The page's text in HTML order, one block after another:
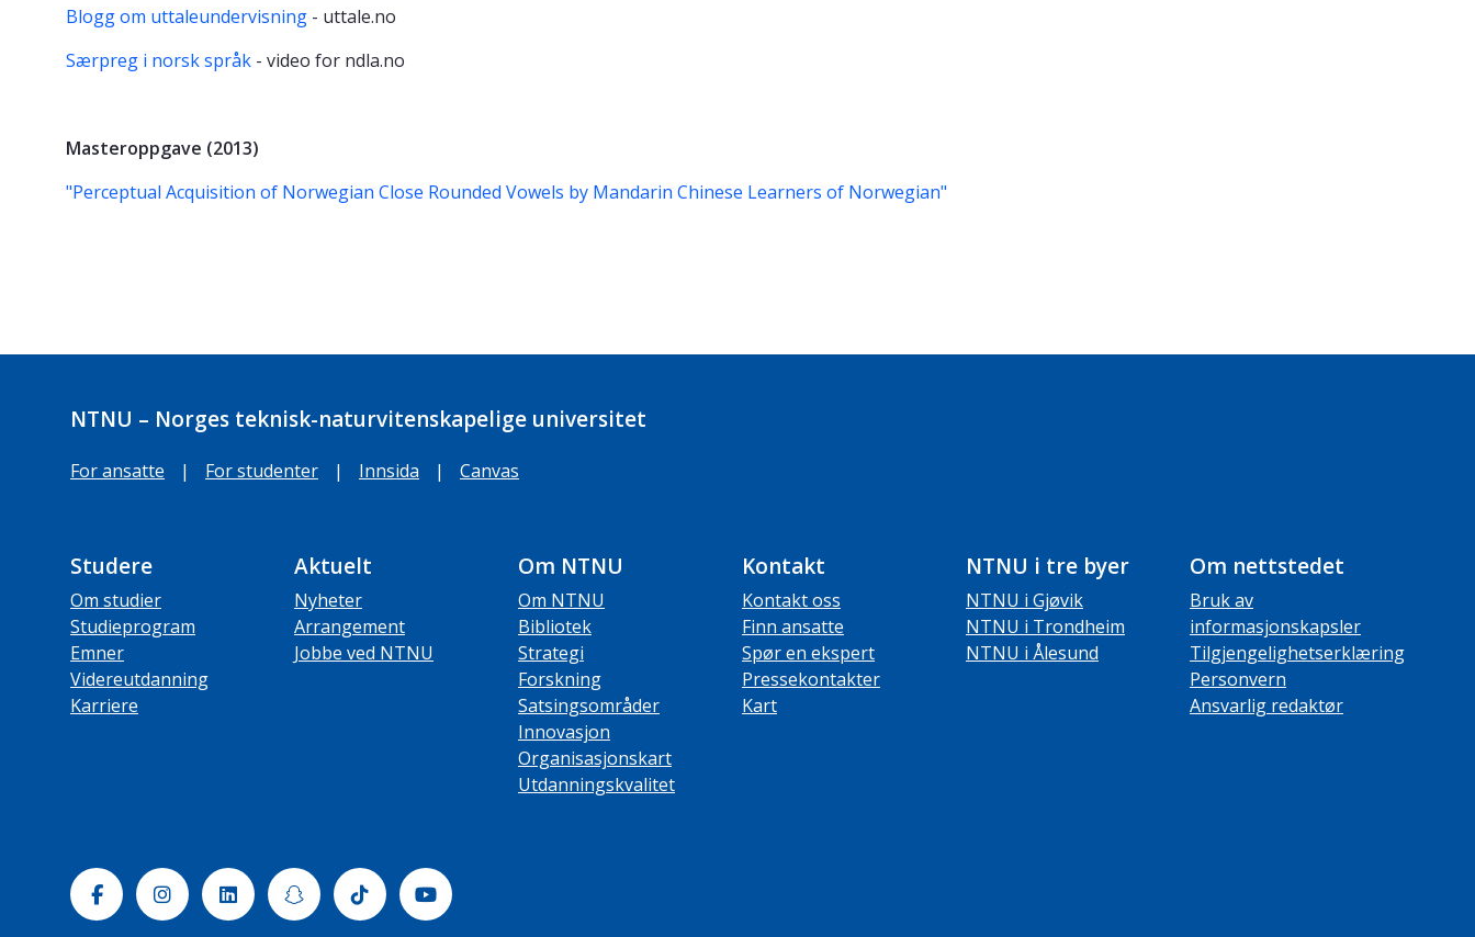
Blogg om uttaleundervisning - uttale.no
Særpreg i norsk språk - video for ndla.no
Masteroppgave (2013)
"Perceptual Acquisition of Norwegian Close Rounded Vowels by Mandarin Chinese Learners of Norwegian"
NTNU – Norges teknisk-naturvitenskapelige universitet
For ansatte | For studenter | Innsida | Canvas
Studere
Om studier
Studieprogram
Emner
Videreutdanning
Karriere
Aktuelt
Nyheter
Arrangement
Jobbe ved NTNU
Om NTNU
Om NTNU
Bibliotek
Strategi
Forskning
Satsingsområder
Innovasjon
Organisasjonskart
Utdanningskvalitet
Kontakt
Kontakt oss
Finn ansatte
Spør en ekspert
Pressekontakter
Kart
NTNU i tre byer
NTNU i Gjøvik
NTNU i Trondheim
NTNU i Ålesund
Om nettstedet
Bruk av
informasjonskapsler
Tilgjengelighetserklæring
Personvern
Ansvarlig redaktør
FacebookInstagramLinkedinSnapchatTiktok Youtube